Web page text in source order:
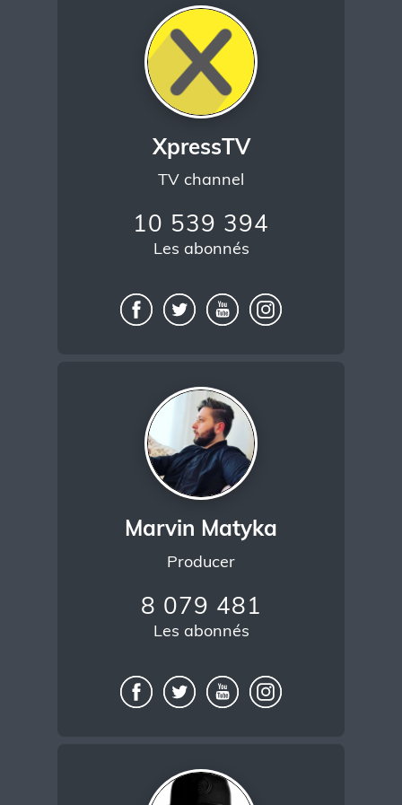
XpressTV
TV channel
10 539 394
Les abonnés
Marvin Matyka
Producer
8 079 481
Les abonnés